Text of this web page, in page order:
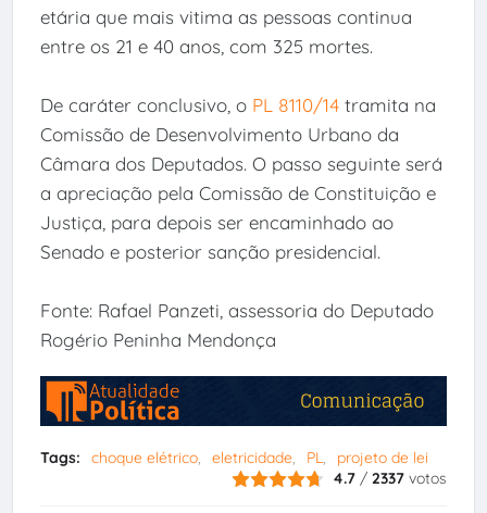
etária que mais vitima as pessoas continua
entre os 21 e 40 anos, com 325 mortes.
De caráter conclusivo, o PL 8110/14tramita na
Comissão de Desenvolvimento Urbano da
Câmara dos Deputados. O passo seguinte será
a apreciação pela Comissão de Constituição e
Justiça, para depois ser encaminhado ao
Senado e posterior sanção presidencial.
Fonte: Rafael Panzeti, assessoria do Deputado
Rogério Peninha Mendonça
Tags: choque elétrico eletricidade PL
projeto de lei
4.7 /2337 votos